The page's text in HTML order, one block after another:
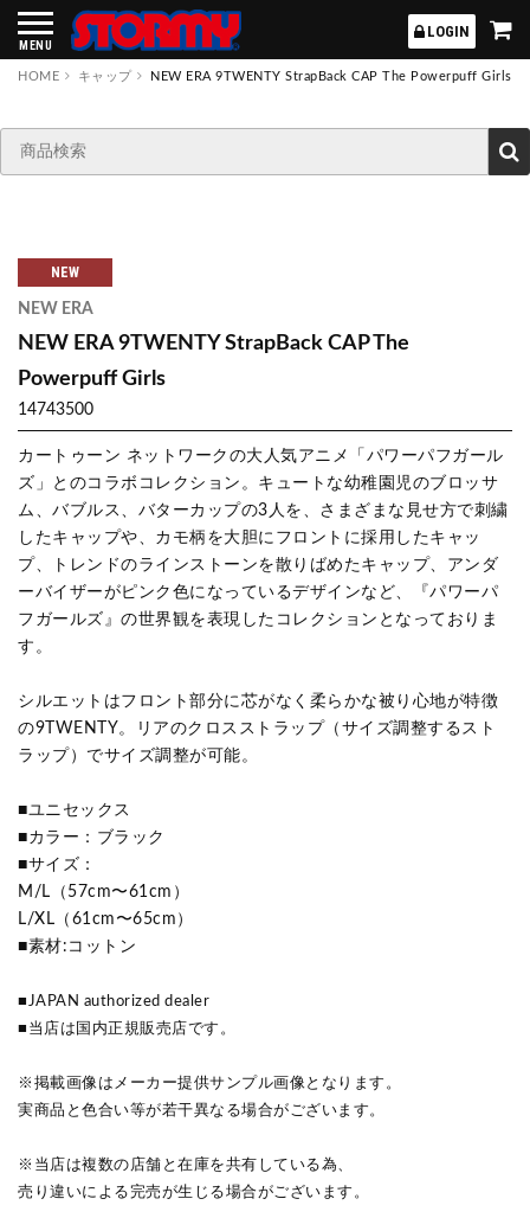
MENU
LOGIN
HOME キャップ NEW ERA 9TWENTY StrapBack CAP The Powerpuff Girls
NEW
NEW ERA
NEW ERA 9TWENTY StrapBack CAP The
Powerpuff Girls
14743500
カートゥーン ネットワークの大人気アニメ「パワーパフガール
ズ」とのコラボコレクション。キュートな幼稚園児のブロッサ
ム、バブルス、バターカップの3人を、さまざまな見せ方で刺繍
したキャップや、カモ柄を大胆にフロントに採用したキャッ
プ、トレンドのラインストーンを散りばめたキャップ、アンダ
ーバイザーがピンク色になっているデザインなど、『パワーパ
フガールズ』の世界観を表現したコレクションとなっておりま
す。
シルエットはフロント部分に芯がなく柔らかな被り心地が特徴
の9TWENTY。リアのクロスストラップ（サイズ調整するスト
ラップ）でサイズ調整が可能。
■ユニセックス
■カラー：ブラック
■サイズ：
M/L（57cm〜61cm）
L/XL（61cm〜65cm）
■素材:コットン
■JAPAN authorized dealer
■当店は国内正規販売店です。
※掲載画像はメーカー提供サンプル画像となります。
実商品と色合い等が若干異なる場合がございます。
※当店は複数の店舗と在庫を共有している為、
売り違いによる完売が生じる場合がございます。